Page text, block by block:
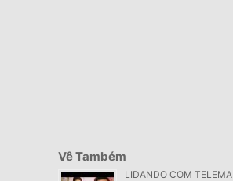
Vê Também
LIDANDO COM